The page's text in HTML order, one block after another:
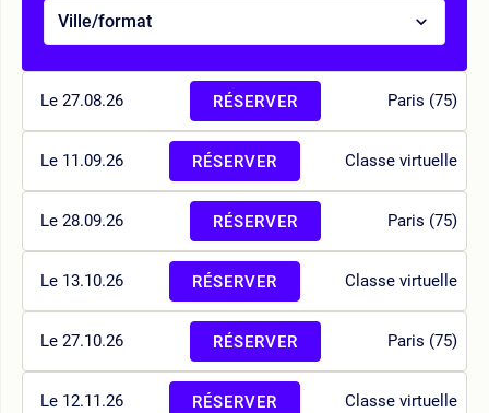
Ville/format
Le 27.08.26 Paris (75)
RÉSERVER
Le 11.09.26 Classe virtuelle
RÉSERVER
Le 28.09.26 Paris (75)
RÉSERVER
Le 13.10.26 Classe virtuelle
RÉSERVER
Le 27.10.26 Paris (75)
RÉSERVER
Le 12.11.26 Classe virtuelle
RÉSERVER